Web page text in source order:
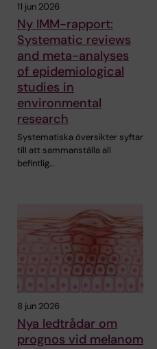
11 jun 2026
Ny IMM-rapport:
Systematic reviews
and meta-analyses
of epidemiological
studies in
environmental
research
Systematiska översikter syftar
till att sammanställa all
befintlig…
8 jun 2026
Nya ledtrådar om
prognos vid melanom